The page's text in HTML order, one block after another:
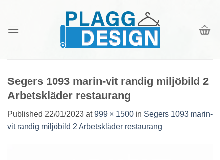
content
Segers 1093 marin-vit randig miljöbild 2
Arbetskläder restaurang
Published 22/01/2023 at999 × 1500 in Segers 1093 marin-
vit randig miljöbild 2 Arbetskläder restaurang